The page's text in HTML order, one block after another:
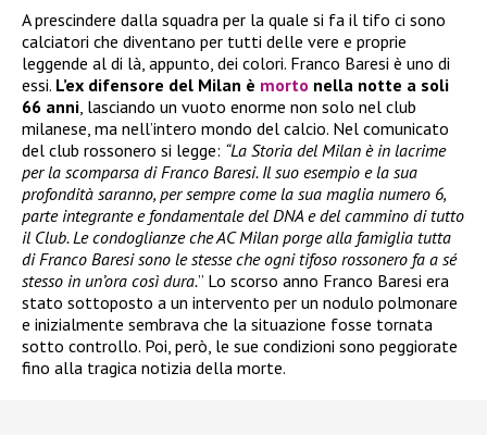
A prescindere dalla squadra per la quale si fa il tifo ci sono
calciatori che diventano per tutti delle vere e proprie
leggende al di là, appunto, dei colori. Franco Baresi è uno di
essi. L’ex difensore del Milan è morto nella notte a soli
66 anni , lasciando un vuoto enorme non solo nel club
milanese, ma nell’intero mondo del calcio. Nel comunicato
del club rossonero si legge: “La Storia del Milan è in lacrime
per la scomparsa di Franco Baresi. Il suo esempio e la sua
profondità saranno, per sempre come la sua maglia numero 6,
parte integrante e fondamentale del DNA e del cammino di tutto
il Club. Le condoglianze che AC Milan porge alla famiglia tutta
di Franco Baresi sono le stesse che ogni tifoso rossonero fa a sé
stesso in un’ora così dura.” Lo scorso anno Franco Baresi era
stato sottoposto a un intervento per un nodulo polmonare
e inizialmente sembrava che la situazione fosse tornata
sotto controllo. Poi, però, le sue condizioni sono peggiorate
fino alla tragica notizia della morte.